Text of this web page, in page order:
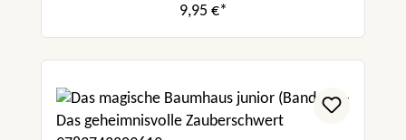
9,95 €*